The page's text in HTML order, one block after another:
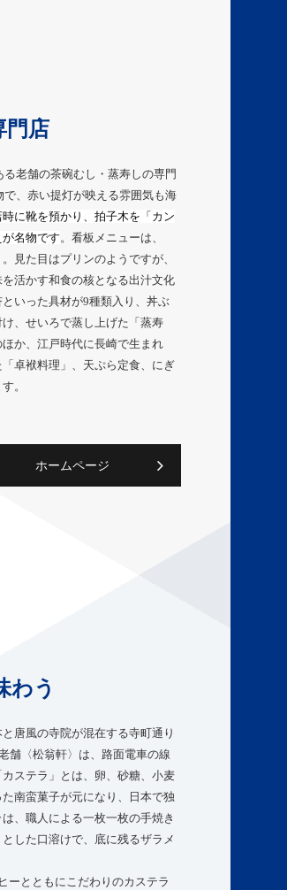
門店
老舗の茶碗むし・蒸寿しの専門
、赤い提灯が映える雰囲気も海
時に靴を預かり、拍子木を「カン
名物です。看板メニューは、
見た目はプリンのようですが、
活かす和食の核となる出汁文化
いった具材が9種類入り、丼ぶ
、せいろで蒸し上げた「蒸寿
か、江戸時代に長崎で生まれ
卓袱料理」、天ぷら定食、にぎ
。
ホームページ
わう
唐風の寺院が混在する寺町通り
舗〈松翁軒〉は、路面電車の線
ステラ」とは、卵、砂糖、小麦
南蛮菓子が元になり、日本で独
、職人による一枚一枚の手焼き
した口溶けで、底に残るザラメ
ーとともにこだわりのカステラ